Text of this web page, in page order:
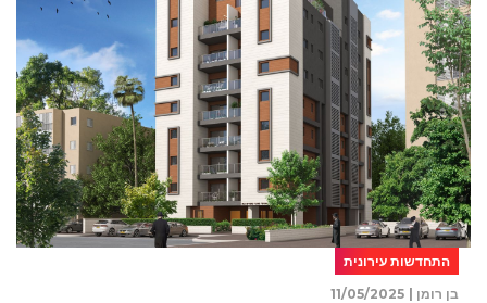
התחדשות עירונית
בן רומן |
11/05/2025